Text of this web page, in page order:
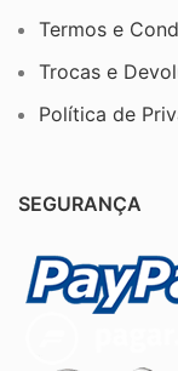
Termos e
Trocas e
Política de
SEGURANÇA